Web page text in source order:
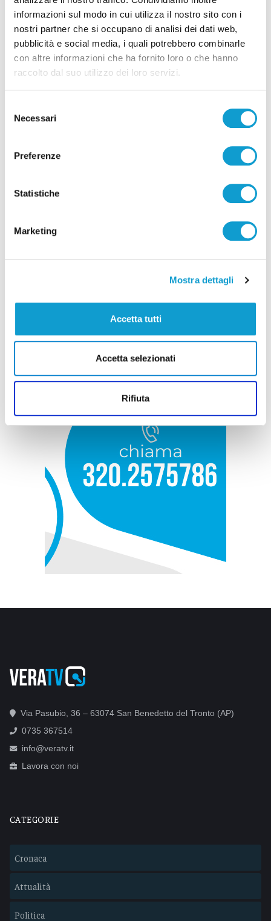
informazioni sul modo in cui utilizza il nostro sito con i
nostri partner che si occupano di analisi dei dati web,
pubblicità e social media, i quali potrebbero combinarle
con altre informazioni che ha fornito loro o che hanno
raccolto dal suo utilizzo dei loro servizi.
delNecessari
Preferenze
Statistiche
Marketing
Mostra dettagli
Accetta tutti
Accetta selezionati
Rifiuta
Pubblicità
Via Pasubio, 36 – 63074 San Benedetto del Tronto (AP)
0735 367514
info@veratv.it
Lavora con noi
CATEGORIE
Cronaca
Attualità
Politica